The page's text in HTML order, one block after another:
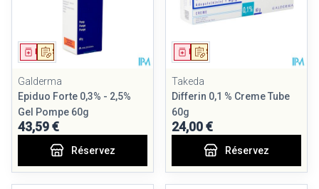
Sur prescription
Médicament
Galderma
Epiduo Forte 0,3% - 2,5%
Gel Pompe 60g
43,59 €
Réservez
Sur prescription
Médicament
Takeda
Differin 0,1 % Creme Tube
60g
24,00 €
Réservez